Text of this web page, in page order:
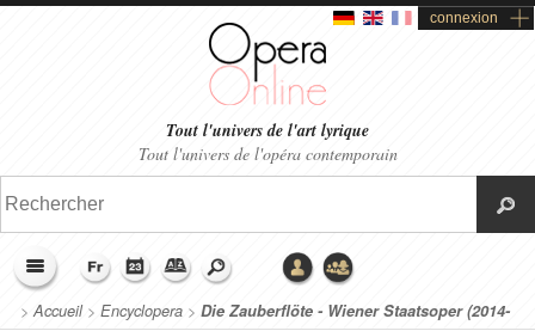
connexion
Tout l'univers de l'art lyrique
Tout l'univers de l'opéra contemporain
>Accueil> Encyclopera > Die Zauberflöte - Wiener Staatsoper (2014-